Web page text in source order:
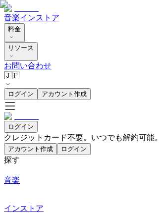
音楽インストア
料金
リソース
お問い合わせ
🇯🇵
ログイン アカウント作成
ログイン
クレジットカード不要。いつでも解約可能。
アカウント作成 ログイン
探す
音楽
インストア